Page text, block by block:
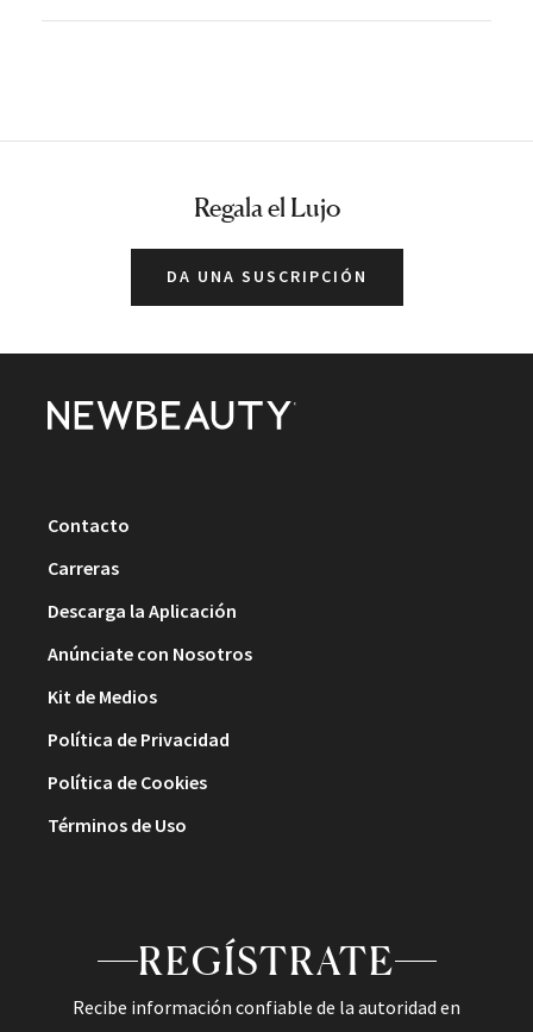
Regala el Lujo
DA UNA SUSCRIPCIÓN
Contacto
Carreras
Descarga la Aplicación
Anúnciate con Nosotros
Kit de Medios
Política de Privacidad
Política de Cookies
Términos de Uso
REGÍSTRATE
Recibe información confiable de la autoridad en